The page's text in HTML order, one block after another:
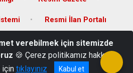
Resmi İlan Portalı
Caddesi No:22 Han/ESKİŞEHİR
02225816193
verebilmek için sitemizde
🍪 Çerez politikamız hakkında
için tıklayınız Kabul et